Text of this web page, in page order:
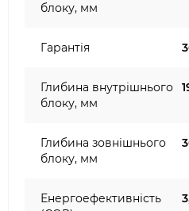
блоку, мм
Гарантія
Глибина внутрішнього
блоку, мм
Глибина зовнішнього
блоку, мм
Енергоефективність